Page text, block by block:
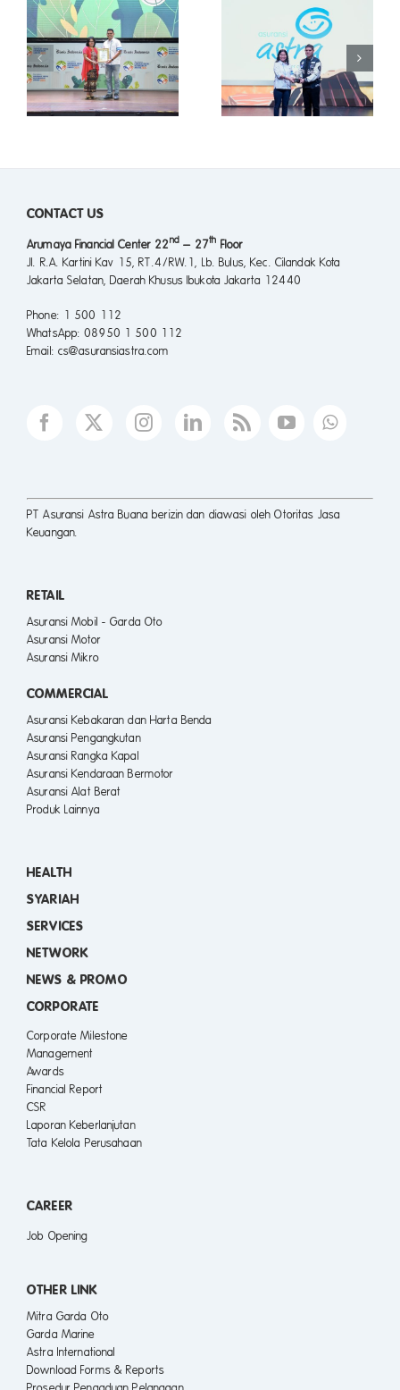
Berkat
Konsistensi dan
Inovasi yang
Melampaui
Ekspektasi,
Asuransi Astra
Raih Dua
Asuransi Astra
Kembali Raih
Penghargaan
Bisnis Indonesia
Financial Award
2025
CONTACT US
Arumaya Financial Center 22nd– 27th Floor
Jl. R.A. Kartini Kav 15, RT.4/RW.1, Lb. Bulus, Kec. Cilandak Kota
Jakarta Selatan, Daerah Khusus Ibukota Jakarta 12440
Phone: 1 500 112
WhatsApp: 08950 1 500 112
Email: cs@asuransiastra.com
PT Asuransi Astra Buana berizin dan diawasi oleh Otoritas Jasa
Keuangan.
RETAIL
Asuransi Mobil - Garda Oto
Asuransi Motor
Asuransi Mikro
COMMERCIAL
Asuransi Kebakaran dan Harta Benda
Asuransi Pengangkutan
Asuransi Rangka Kapal
Asuransi Kendaraan Bermotor
Asuransi Alat Berat
Produk Lainnya
HEALTH
SYARIAH
SERVICES
NETWORK
NEWS & PROMO
CORPORATE
Corporate Milestone
Management
Awards
Financial Report
CSR
Laporan Keberlanjutan
Tata Kelola Perusahaan
CAREER
Job Opening
OTHER LINK
Mitra Garda Oto
Garda Marine
Astra International
Download Forms & Reports